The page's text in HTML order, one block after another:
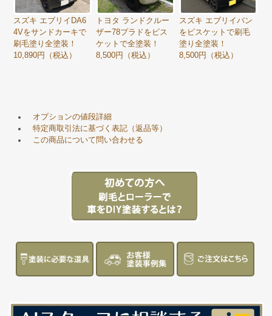
スズキ エブリイDA6
4Vをサンドカーキで
刷毛塗り全塗装！
10,890円（税込）
トヨタ ランドクルー
ザー78プラドをビス
ケットで全塗装！
8,500円（税込）
スズキ エブリイバン
をビスケットで刷毛
塗り全塗装！
8,500円（税込）
オプションの値段詳細
特定商取引法に基づく表記（返品等）
この商品について問い合わせる